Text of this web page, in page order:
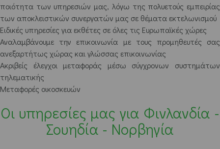
ποιότητα των υπηρεσιών μας, λόγω της πολυετούς εμπειρίας
των αποκλειστικών συνεργατών μας σε θέματα εκτελωνισμού
Ειδικές υπηρεσίες για εκθέτες σε όλες τις Ευρωπαϊκές χώρες
Αναλαμβάνουμε την επικοινωνία με τους προμηθευτές σας
ανεξαρτήτως χώρας και γλώσσας επικοινωνίας
Ακριβείς έλεγχοι μεταφοράς μέσω σύγχρονων συστημάτων
τηλεματικής
Μεταφορές οικοσκευών
Οι υπηρεσίες μας για Φινλανδία -
Σουηδία - Νορβηγία